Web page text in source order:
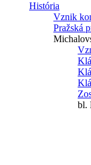
História
Vznik
Pražská
bl.